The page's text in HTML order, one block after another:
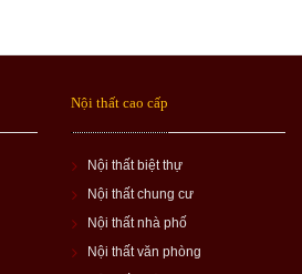
Nội thất cao cấp
Nội thất biệt thự
Nội thất chung cư
Nội thất nhà phố
Nội thất văn phòng